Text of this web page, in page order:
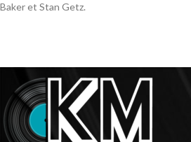
Baker et Stan Getz.